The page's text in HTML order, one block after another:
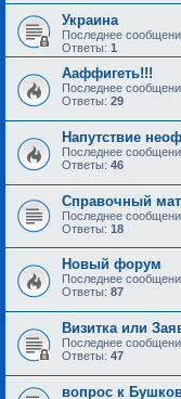
Украина
Последнее
Ответы: 1
Ааффигеть!!!
Последнее
Ответы: 29
Напутствие
Последнее
Ответы: 46
Справочный
Последнее
Ответы: 18
Новый форум
Последнее
Ответы: 87
Визитка или
Последнее
Ответы: 47
вопрос к